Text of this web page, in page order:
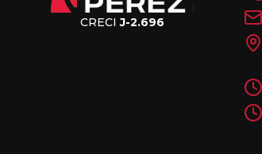
CRECIJ-2.696